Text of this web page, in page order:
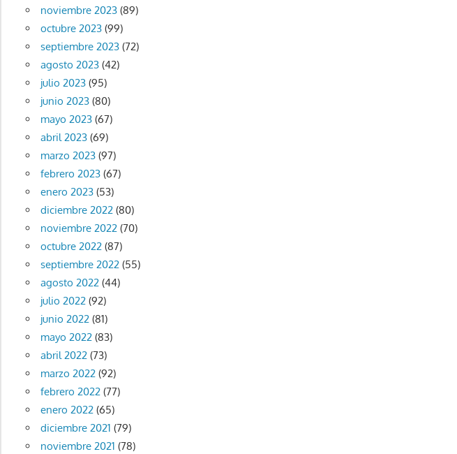
noviembre 2023(89)
octubre 2023(99)
septiembre 2023(72)
agosto 2023(42)
julio 2023(95)
junio 2023(80)
mayo 2023(67)
abril 2023(69)
marzo 2023(97)
febrero 2023(67)
enero 2023(53)
diciembre 2022(80)
noviembre 2022(70)
octubre 2022(87)
septiembre 2022(55)
agosto 2022(44)
julio 2022(92)
junio 2022(81)
mayo 2022(83)
abril 2022(73)
marzo 2022(92)
febrero 2022(77)
enero 2022(65)
diciembre 2021 (79)
noviembre 2021 (78)